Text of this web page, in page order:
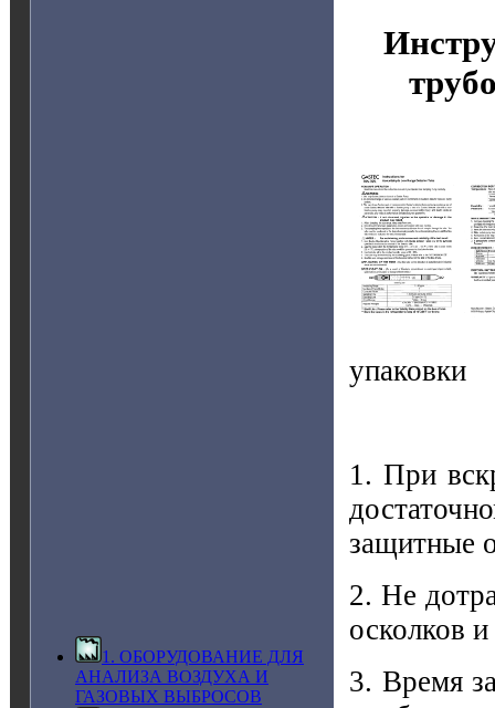
1. ОБОРУДОВАНИЕ ДЛЯ
АНАЛИЗА ВОЗДУХА И
ГАЗОВЫХ ВЫБРОСОВ
упаковки
1. При
защитные
2. Не
осколков
3. Время